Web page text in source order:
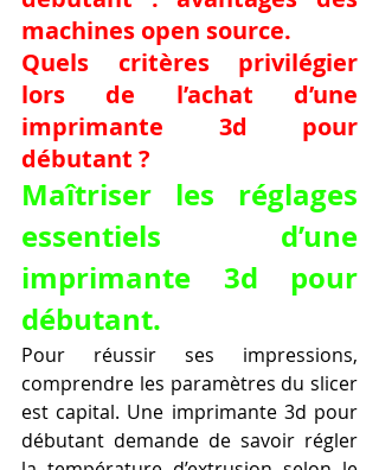
machines open source.
Quels critères privilégier
lors de l’achat d’une
imprimante 3d pour
débutant ?
Maîtriser les réglages
essentiels d’une
imprimante 3d pour
débutant.
Pour réussir ses impressions,
comprendre les paramètres du slicer
est capital. Une imprimante 3d pour
débutant demande de savoir régler